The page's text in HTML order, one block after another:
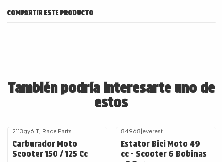
COMPARTIR ESTE PRODUCTO
También podría interesarte uno de
estos
2113gy6 Tj Race Parts
Carburador Moto
Scooter 150 / 125 Cc
84968 everest
Estator Bici Moto 49
cc - Scooter 6 Bobinas